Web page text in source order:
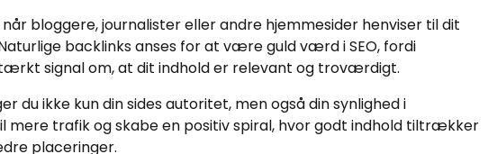
bloggere, journalister eller andre hjemmesider henviser til dit
backlinks anses for at være guld værd i SEO, fordi
signal om, at dit indhold er relevant og troværdigt.
du ikke kun din sides autoritet, men også din synlighed i
mere trafik og skabe en positiv spiral, hvor godt indhold tiltrækker
placeringer.